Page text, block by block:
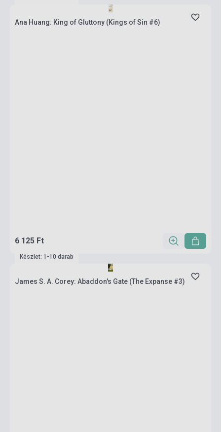
Ana Huang: King of Gluttony (Kings of Sin #6)
6 125 Ft
Készlet: 1-10 darab
James S. A. Corey: Abaddon's Gate (The Expanse #3)